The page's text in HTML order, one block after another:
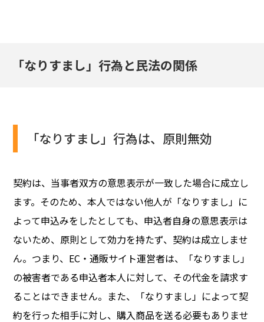
「なりすまし」行為と民法の関係
「なりすまし」行為は、原則無効
契約は、当事者双方の意思表示が一致した場合に成立し
ます。そのため、本人ではない他人が「なりすまし」に
よって申込みをしたとしても、申込者自身の意思表示は
ないため、原則として効力を持たず、契約は成立しませ
ん。つまり、EC・通販サイト運営者は、「なりすまし」
の被害者である申込者本人に対して、その代金を請求す
ることはできません。また、「なりすまし」によって契
約を行った相手に対し、購入商品を送る必要もありませ